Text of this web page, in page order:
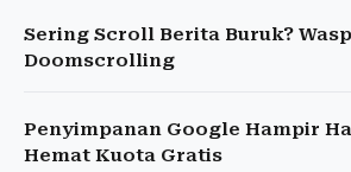
Sering Scroll Berita Buruk?
Doomscrolling
Penyimpanan Google Hampir
Hemat Kuota Gratis